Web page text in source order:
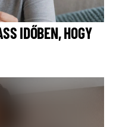
IDŐBEN, HOGY